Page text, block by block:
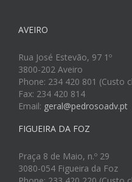
AVEIRO
Rua José Estevão, 97 1º
3800-202 Aveiro
Phone: 234 420 801 (Custo
Fax: 234 420 814
Email: geral@pedrosoadv.pt
FIGUEIRA DA FOZ
Praça 8 de Maio, n.º 29
3080-054 Figueira da Foz